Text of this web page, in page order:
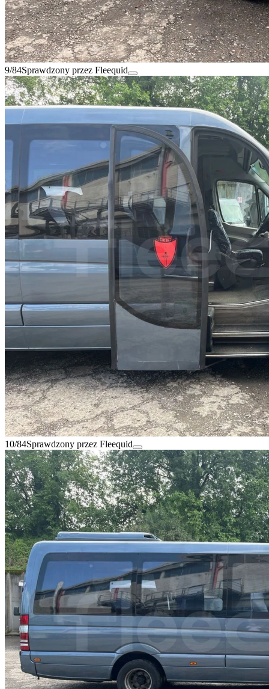
9/84Sprawdzony przez Fleequid
10/84Sprawdzony przez Fleequid